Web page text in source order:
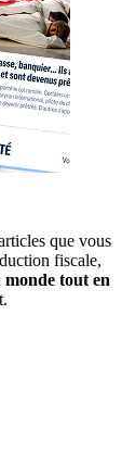
que vous
fiscale,
tout en